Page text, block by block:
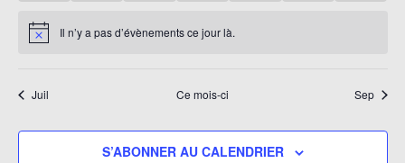
Notice Il n’y a pas d’évènements ce jour là.
Juil Ce mois-ci Sep
S’ABONNER AU CALENDRIER